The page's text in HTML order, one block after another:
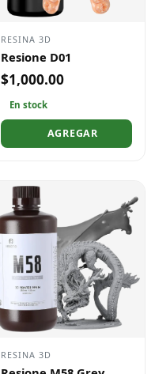
RESINA 3D
Resione D01
$1,000.00
En stock
AGREGAR
RESINA 3D